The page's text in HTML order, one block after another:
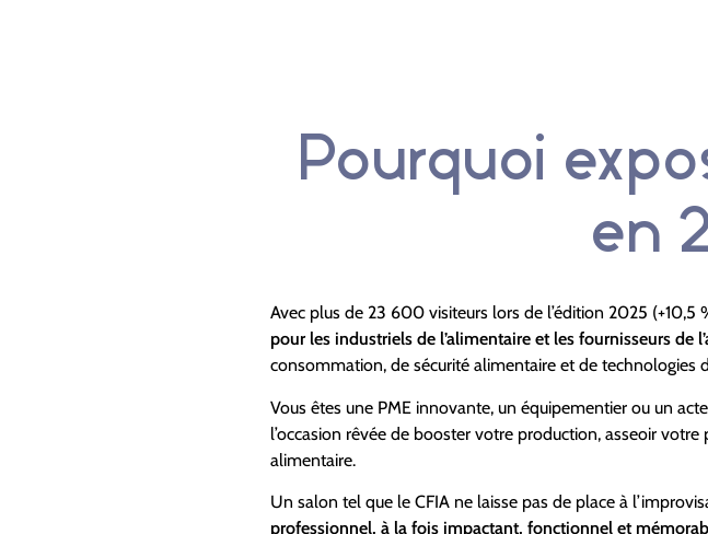
Pourquoi
en
Avec plus de 23 600 visiteurs lors de l’édition 2025
pour les industriels de l’alimentaire et les fournisseurs de
consommation, de sécurité alimentaire et de technologies
Vous êtes une PME innovante, un équipementier ou un
l’occasion rêvée de booster votre production, asseoir
alimentaire.
Un salon tel que le CFIA ne laisse pas de place à
professionnel, à la fois impactant, fonctionnel et